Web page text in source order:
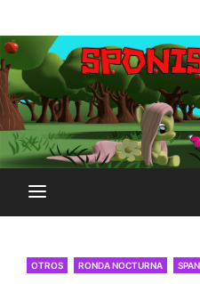
al
contenido
OTROS RONDA NOCTURNA